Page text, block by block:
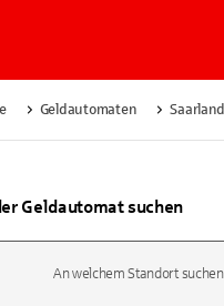
Geldautomaten Saarland
Geldautomat suchen